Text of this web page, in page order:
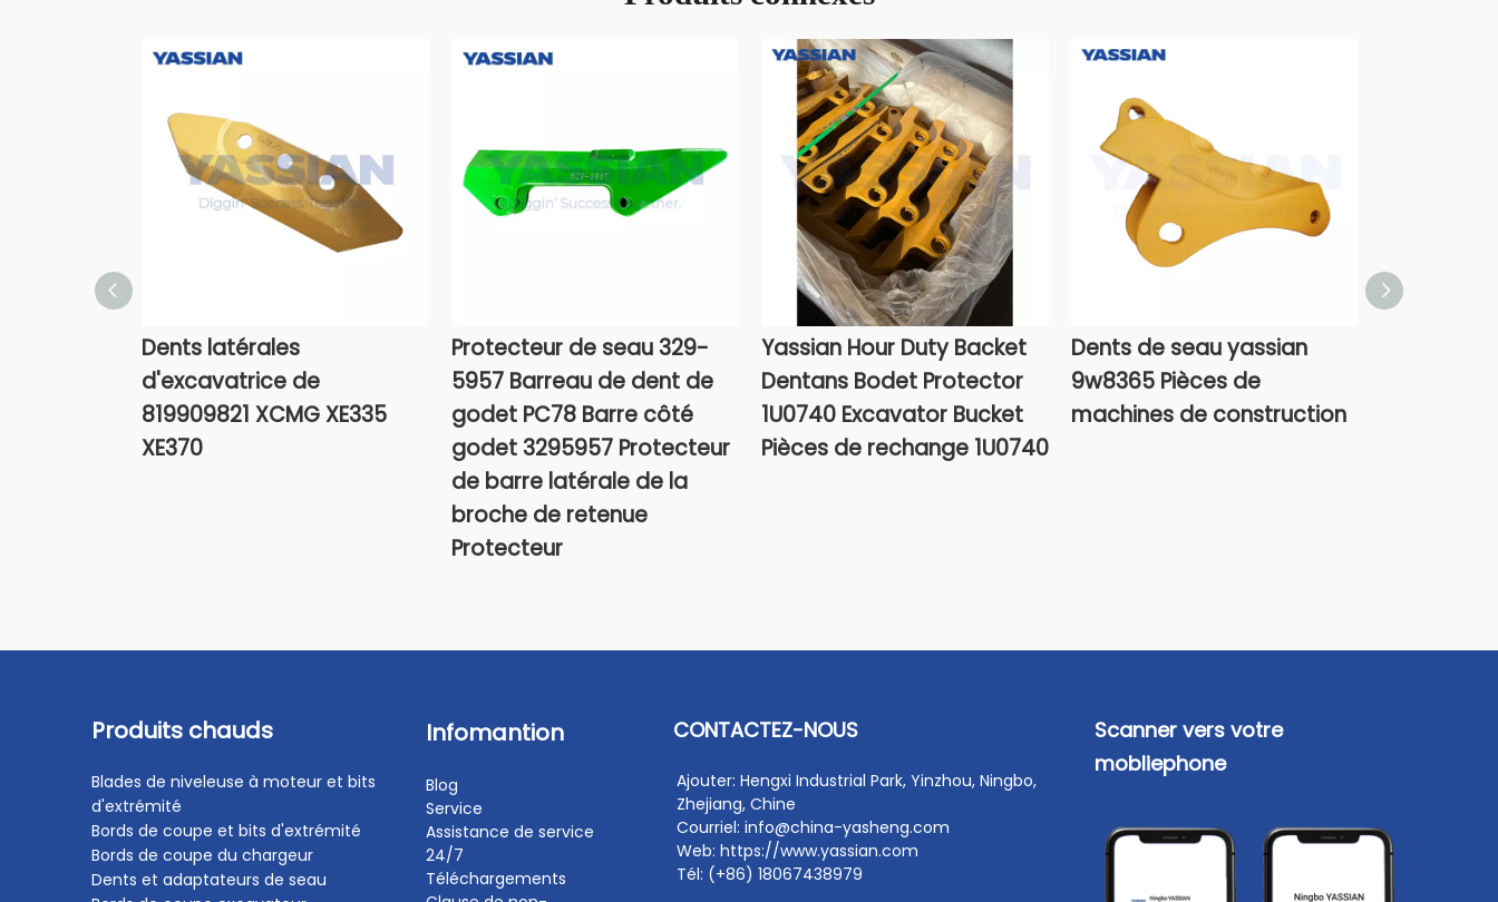
Dents latérales
d'excavatrice de
819909821 XCMG XE335
XE370
Protecteur de seau 329-
5957 Barreau de dent de
godet PC78 Barre côté
godet 3295957 Protecteur
de barre latérale de la
broche de retenue
Protecteur
Yassian Hour Duty Backet
Dentans Bodet Protector
1U0740 Excavator Bucket
Pièces de rechange 1U0740
Dents de seau yassian
9w8365 Pièces de
machines de construction
Produits chauds
Blades de niveleuse à moteur et bits
d'extrémité
Bords de coupe et bits d'extrémité
Bords de coupe du chargeur
Dents et adaptateurs de seau
Infomantion
Blog
Service
Assistance de service
24/7
Téléchargements
CONTACTEZ-NOUS
Ajouter: Hengxi Industrial Park, Yinzhou, Ningbo,
Zhejiang, Chine
Courriel: info@china-yasheng.com
Web: https://www.yassian.com
Tél: (+86) 18067438979
Scanner vers votre
mobliephone